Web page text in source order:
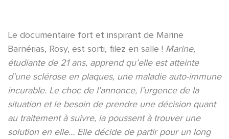
Le documentaire fort et inspirant de Marine
Barnérias, Rosy, est sorti, filez en salle ! Marine,
étudiante de 21 ans, apprend qu’elle est atteinte
d’une sclérose en plaques, une maladie auto-immune
incurable. Le choc de l’annonce, l’urgence de la
situation et le besoin de prendre une décision quant
au traitement à suivre, la poussent à trouver une
solution en elle… Elle décide de partir pour un long